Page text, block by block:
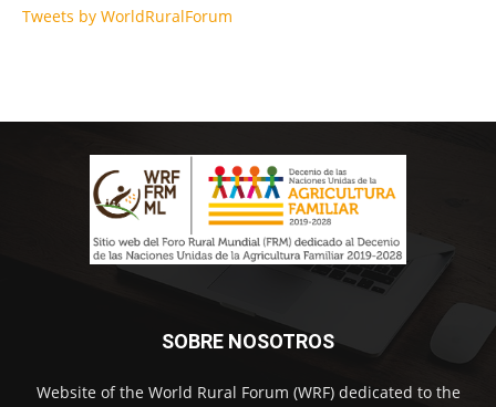
Tweets by WorldRuralForum
SOBRE NOSOTROS
Website of the World Rural Forum (WRF) dedicated to the